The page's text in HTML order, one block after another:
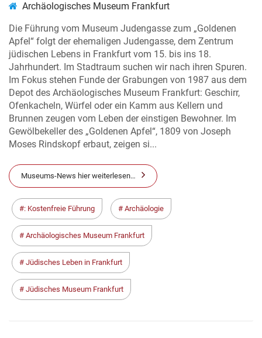
Archäologisches Museum Frankfurt
Die Führung vom Museum Judengasse zum „Goldenen
Apfel“ folgt der ehemaligen Judengasse, dem Zentrum
jüdischen Lebens in Frankfurt vom 15. bis ins 18.
Jahrhundert. Im Stadtraum suchen wir nach ihren Spuren.
Im Fokus stehen Funde der Grabungen von 1987 aus dem
Depot des Archäologisches Museum Frankfurt: Geschirr,
Ofenkacheln, Würfel oder ein Kamm aus Kellern und
Brunnen zeugen vom Leben der einstigen Bewohner. Im
Gewölbekeller des „Goldenen Apfel“, 1809 von Joseph
Moses Rindskopf erbaut, zeigen si...
Museums-News hier weiterlesen…
: Kostenfreie Führung Archäologie
Archäologisches Museum Frankfurt
Jüdisches Leben in Frankfurt
Jüdisches Museum Frankfurt